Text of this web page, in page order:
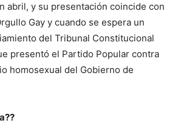
abril, y su presentación coincide con
Gay y cuando se espera un
del Tribunal Constitucional
presentó el Partido Popular contra
homosexual del Gobierno de